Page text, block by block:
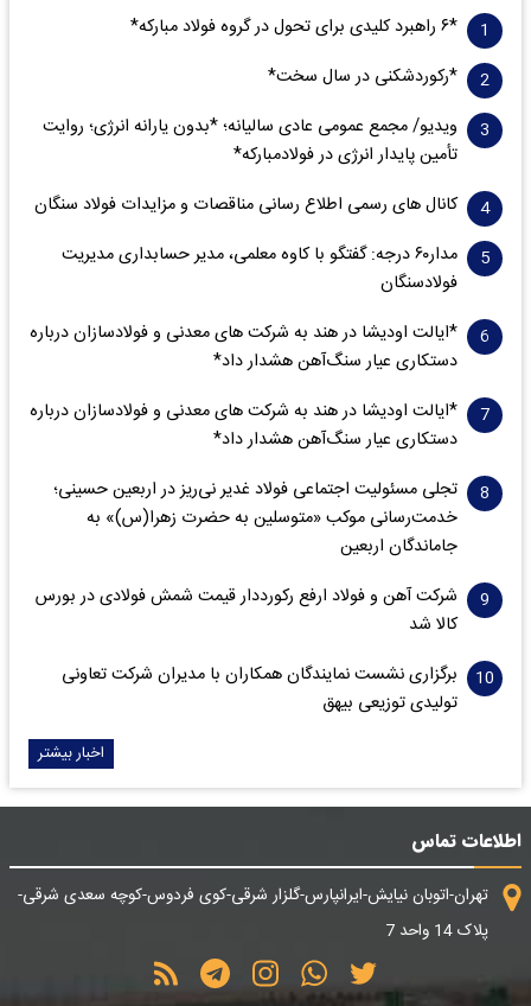
*۶ راهبرد کلیدی برای تحول در گروه فولاد مبارکه*
*رکوردشکنی در سال سخت*
ویدیو/ مجمع عمومی عادی سالیانه؛ *بدون یارانه انرژی؛ روایت
تأمین پایدار انرژی در فولادمبارکه*
کانال های رسمی اطلاع رسانی مناقصات و مزایدات فولاد سنگان
مدار‌۶٠ درجه: گفتگو با کاوه معلمی، مدیر حسابداری مدیریت
فولادسنگان
*ایالت اودیشا در هند به شرکت های معدنی و فولادسازان درباره
دستکاری عیار سنگ‌آهن هشدار داد*
*ایالت اودیشا در هند به شرکت های معدنی و فولادسازان درباره
دستکاری عیار سنگ‌آهن هشدار داد*
تجلی مسئولیت اجتماعی فولاد غدیر نی‌ریز در اربعین حسینی؛
خدمت‌رسانی موکب «متوسلین به حضرت زهرا(س)» به
جاماندگان اربعین
شرکت آهن و فولاد ارفع رکورددار قیمت شمش فولادی در بورس
کالا شد
برگزاری نشست نمایندگان همکاران با مدیران شرکت تعاونی
تولیدی توزیعی بیهق
اخبار بیشتر
اطلاعات تماس
تهران-اتوبان نیایش-ایرانپارس-گلزار شرقی-کوی فردوس-کوچه سعدی شرقی-
پلاک 14 واحد 7